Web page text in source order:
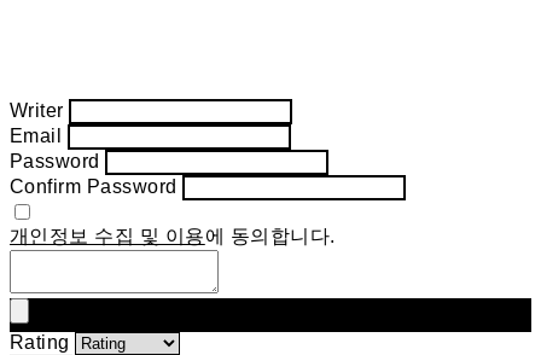
Writer
Email
Password
Confirm Password
개인정보 수집 및 이용에 동의합니다.
Rating